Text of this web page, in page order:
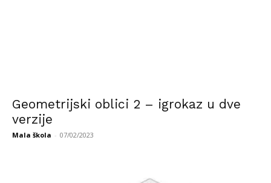
Geometrijski oblici 2 – igrokaz u dve
verzije
Mala škola - 07/02/2023